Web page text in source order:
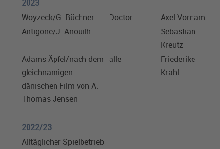
2023
Woyzeck/G. Büchner
Doctor
Axel Vornam
Antigone/J. Anouilh
Sebastian
Kreutz
Adams Äpfel/nach dem
gleichnamigen
dänischen Film von A.
Thomas Jensen
alle
Friederike
Krahl
2022/23
Alltäglicher Spielbetrieb